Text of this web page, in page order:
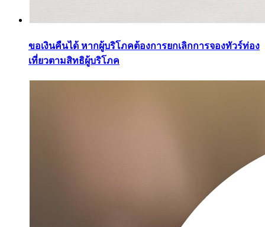
ขอเงินคืนได้ หากผู้บริโภคต้องการยกเลิกการจองทัวร์ท่อง
เที่ยวตามสิทธิผู้บริโภค